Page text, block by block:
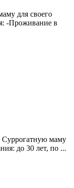
для своего
-Проживание в
маму
до 30 лет, по ...